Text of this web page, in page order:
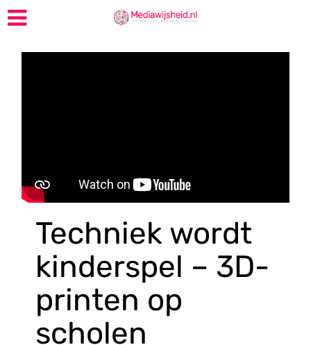
Techniek wordt
kinderspel – 3D-
printen op
scholen